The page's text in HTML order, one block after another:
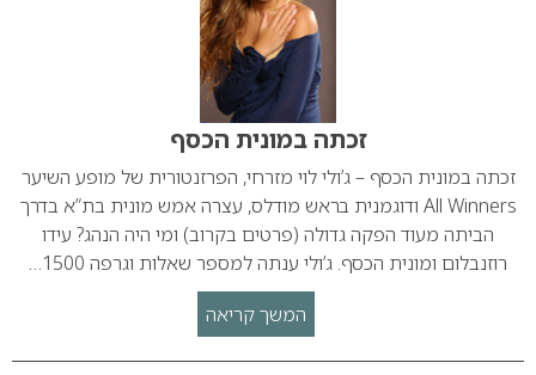
זכתה במונית הכסף
זכתה במונית הכסף – ג’ולי לוי מזרחי, הפרזנטורית של מופע השיער
All Winners ודוגמנית בראש מודלס, עצרה אמש מונית בת”א בדרך
הביתה מעוד הפקה גדולה (פרטים בקרוב) ומי היה הנהג? עידו
רוזנבלום ומונית הכסף. ג’ולי ענתה למספר שאלות וגרפה 1500…
המשך קריאה